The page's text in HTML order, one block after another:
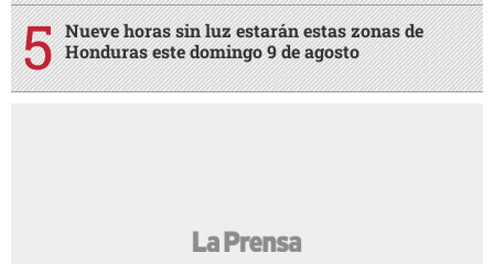
Nueve horas sin luz estarán estas zonas de
Honduras este domingo 9 de agosto